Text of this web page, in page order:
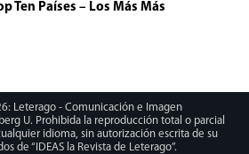
Ten Países – Los Más Más
Leterago - Comunicación e Imagen
U. Prohibida la reproducción total o parcial
idioma, sin autorización escrita de su
de “IDEAS la Revista de Leterago”.